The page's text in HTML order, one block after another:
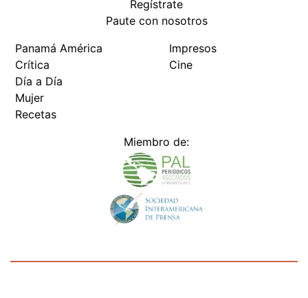
Paute con nosotros
Crítica
Día a Día
Mujer
Recetas
Cine
Todos los derechos reservados Editora Panamá América S.A. -